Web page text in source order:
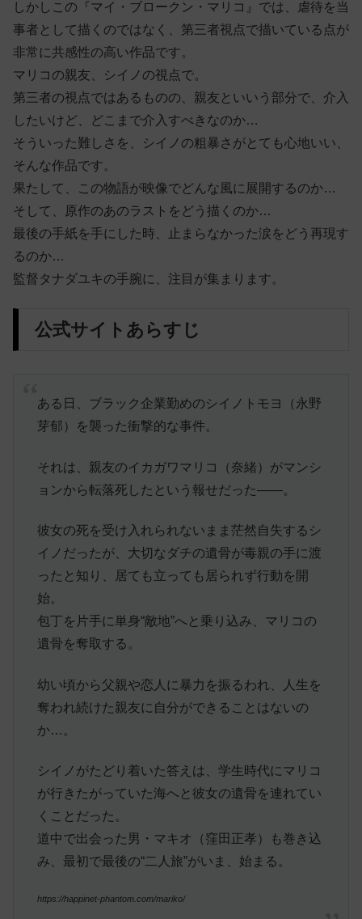
しかしこの『マイ・ブロークン・マリコ』では、虐待を当
事者として描くのではなく、第三者視点で描いている点が
非常に共感性の高い作品です。
マリコの親友、シイノの視点で。
第三者の視点ではあるものの、親友といいう部分で、介入
したいけど、どこまで介入すべきなのか…
そういった難しさを、シイノの粗暴さがとても心地いい、
そんな作品です。
果たして、この物語が映像でどんな風に展開するのか…
そして、原作のあのラストをどう描くのか…
最後の手紙を手にした時、止まらなかった涙をどう再現す
るのか…
監督タナダユキの手腕に、注目が集まります。
公式サイトあらすじ
ある日、ブラック企業勤めのシイノトモヨ（永野
芽郁）を襲った衝撃的な事件。
それは、親友のイカガワマリコ（奈緒）がマンシ
ョンから転落死したという報せだった――。
彼女の死を受け入れられないまま茫然自失するシ
イノだったが、大切なダチの遺骨が毒親の手に渡
ったと知り、居ても立っても居られず行動を開
始。
包丁を片手に単身“敵地”へと乗り込み、マリコの
遺骨を奪取する。
幼い頃から父親や恋人に暴力を振るわれ、人生を
奪われ続けた親友に自分ができることはないの
か…。
シイノがたどり着いた答えは、学生時代にマリコ
が行きたがっていた海へと彼女の遺骨を連れてい
くことだった。
道中で出会った男・マキオ（窪田正孝）も巻き込
み、最初で最後の“二人旅”がいま、始まる。
https://happinet-phantom.com/mariko/